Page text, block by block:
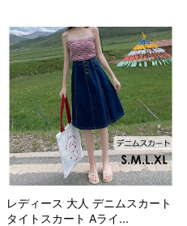
レディース 大人 デニムスカート
タイトスカート Aライ...